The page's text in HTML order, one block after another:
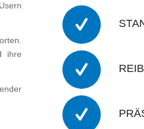
ihre